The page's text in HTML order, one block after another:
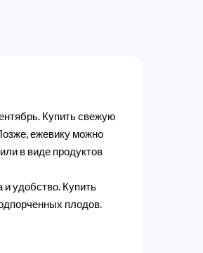
Купить свежую
ежевику можно
в виде продуктов
удобство. Купить
плодов.